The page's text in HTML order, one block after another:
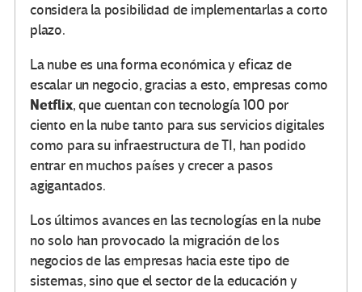
considera la posibilidad de implementarlas a corto
plazo.
La nube es una forma económica y eficaz de
escalar un negocio, gracias a esto, empresas como
Netflix, que cuentan con tecnología 100 por
ciento en la nube tanto para sus servicios digitales
como para su infraestructura de TI, han podido
entrar en muchos países y crecer a pasos
agigantados.
Los últimos avances en las tecnologías en la nube
no solo han provocado la migración de los
negocios de las empresas hacia este tipo de
sistemas, sino que el sector de la educación y